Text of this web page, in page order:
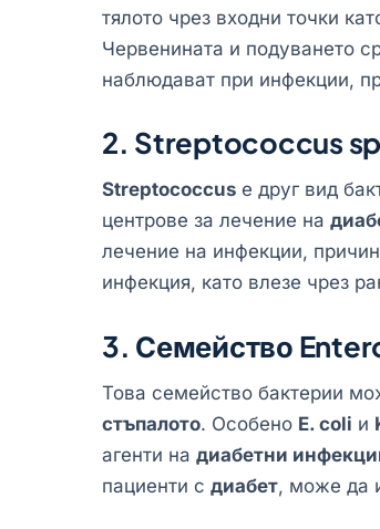
тялото чрез входни точки
Червенината и подуването
наблюдават при инфекции,
2. Streptococcus
Streptococcus е друг вид
центрове за лечение на
лечение на инфекции,
инфекция, като влезе чрез
3. Семейство
Това семейство бактерии
стъпалото. Особено E. coli и
агенти на диабетни
пациенти с диабет, може да